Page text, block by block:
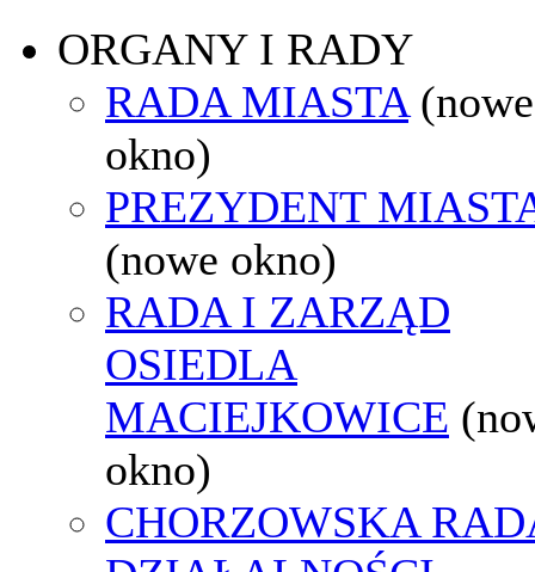
ORGANY I RADY
RADA MIASTA (nowe
okno)
PREZYDENT
(nowe okno)
RADA I ZARZĄD
OSIEDLA
MACIEJKOWICE
okno)
CHORZOWSKA